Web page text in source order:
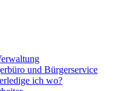
und Bürgerservice
ich wo?